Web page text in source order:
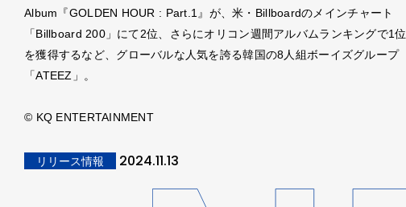
Album『GOLDEN HOUR : Part.1』が、米・Billboardのメインチャート
「Billboard 200」にて2位、さらにオリコン週間アルバムランキングで1位
を獲得するなど、グローバルな人気を誇る韓国の8人組ボーイズグループ
「ATEEZ」。
© KQ ENTERTAINMENT
リリース情報 2024.11.13